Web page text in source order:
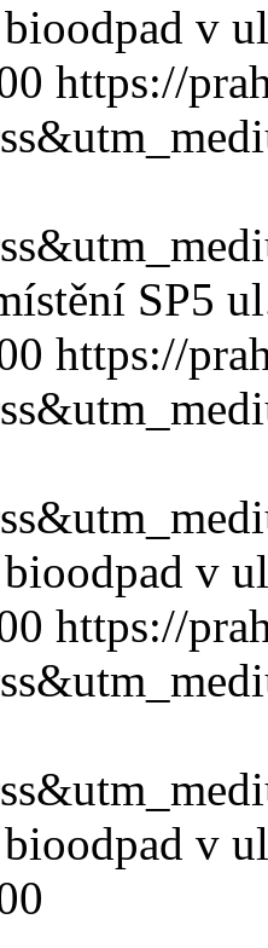
v
https://
SP5
https://
v
https://
v